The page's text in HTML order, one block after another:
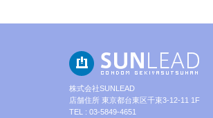
株式会社SUNLEAD
店舗住所 東京都台東区千束3-12-11 1F
TEL : 03-5849-4651